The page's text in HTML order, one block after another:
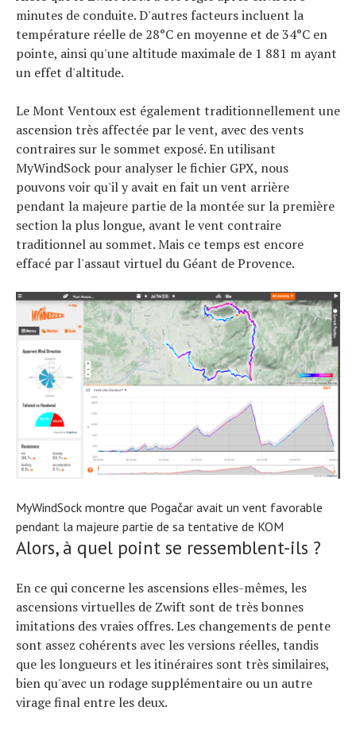
minutes de conduite. D'autres facteurs incluent la
température réelle de 28°C en moyenne et de 34°C en
pointe, ainsi qu'une altitude maximale de 1 881 m ayant
un effet d'altitude.
Le Mont Ventoux est également traditionnellement une
ascension très affectée par le vent, avec des vents
contraires sur le sommet exposé. En utilisant
MyWindSock pour analyser le fichier GPX, nous
pouvons voir qu'il y avait en fait un vent arrière
pendant la majeure partie de la montée sur la première
section la plus longue, avant le vent contraire
traditionnel au sommet. Mais ce temps est encore
effacé par l'assaut virtuel du Géant de Provence.
MyWindSock montre que Pogačar avait un vent favorable
pendant la majeure partie de sa tentative de KOM
Alors, à quel point se ressemblent-ils ?
En ce qui concerne les ascensions elles-mêmes, les
ascensions virtuelles de Zwift sont de très bonnes
imitations des vraies offres. Les changements de pente
sont assez cohérents avec les versions réelles, tandis
que les longueurs et les itinéraires sont très similaires,
bien qu'avec un rodage supplémentaire ou un autre
virage final entre les deux.